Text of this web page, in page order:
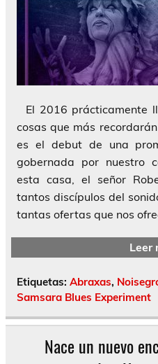
El 2016 prácticamente
cosas que más
es el debut de una
gobernada por nuestro
esta casa, el señor
tantos discípulos del
tantas ofertas que nos
Leer
Etiquetas: Abraxas,
Samsara Blues Experiment
Nace un nuevo